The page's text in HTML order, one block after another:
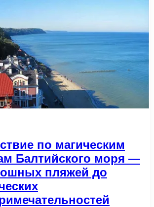
по магическим
Балтийского моря —
пляжей до